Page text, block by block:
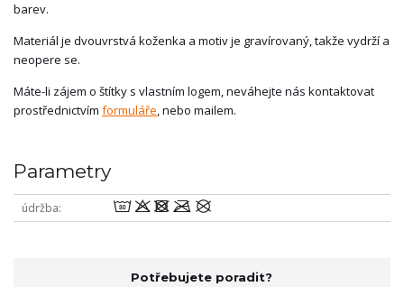
barev.
Materiál je dvouvrstvá koženka a motiv je gravírovaný, takže vydrží a
neopere se.
Máte-li zájem o štítky s vlastním logem, neváhejte nás kontaktovat
prostřednictvím formuláře, nebo mailem.
Parametry
údržba wodmU
Potřebujete poradit?